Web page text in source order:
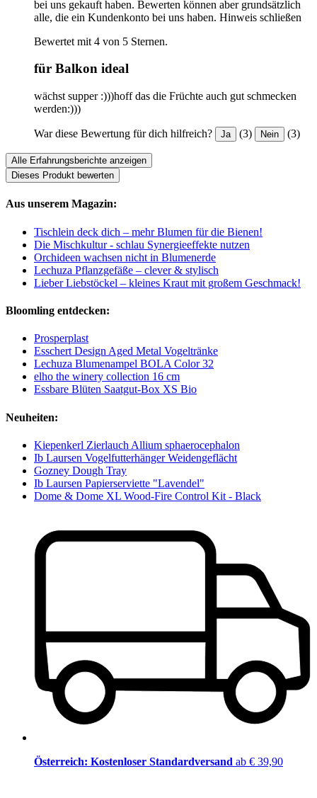
bei uns gekauft haben. Bewerten können aber grundsätzlich
alle, die ein Kundenkonto bei uns haben. Hinweis schließen
Bewertet mit 4 von 5 Sternen.
für Balkon ideal
wächst supper :)))hoff das die Früchte auch gut schmecken
werden:)))
War diese Bewertung für dich hilfreich? Ja (3) Nein (3)
Alle Erfahrungsberichte anzeigen
Dieses Produkt bewerten
Aus unserem Magazin:
Tischlein deck dich – mehr Blumen für die Bienen!
Die Mischkultur - schlau Synergieeffekte nutzen
Orchideen wachsen nicht in Blumenerde
Lechuza Pflanzgefäße – clever & stylisch
Lieber Liebstöckel – kleines Kraut mit großem Geschmack!
Bloomling entdecken:
Prosperplast
Esschert Design Aged Metal Vogeltränke
Lechuza Blumenampel BOLA Color 32
elho the winery collection 16 cm
Essbare Blüten Saatgut-Box XS Bio
Neuheiten:
Kiepenkerl Zierlauch Allium sphaerocephalon
Ib Laursen Vogelfutterhänger Weidengeflächt
Gozney Dough Tray
Ib Laursen Papierserviette "Lavendel"
Dome & Dome XL Wood-Fire Control Kit - Black
Österreich: Kostenloser Standardversand ab € 39,90